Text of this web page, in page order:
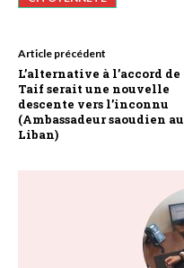
Article précédent
L’alternative à l’accord de
Taif serait une nouvelle
descente vers l’inconnu
(Ambassadeur saoudien au
Liban)